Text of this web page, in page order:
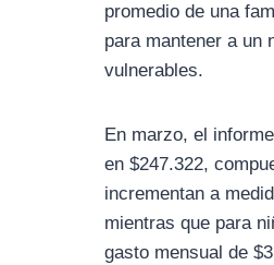
e
b
e
g
t
s
promedio de una
para mantener a un
vulnerables.
En marzo, el
en $247.322,
incrementan a
mientras que para
gasto mensual de